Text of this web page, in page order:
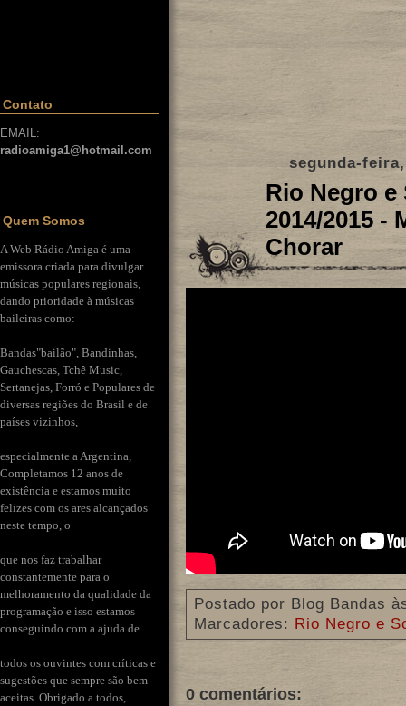
Contato
EMAIL:
radioamiga1@hotmail.com
Quem Somos
A Web Rádio Amiga é uma
emissora criada para divulgar
músicas populares regionais,
dando prioridade à músicas
baileiras como:
Bandas"bailão", Bandinhas,
Gauchescas, Tchê Music,
Sertanejas, Forró e Populares de
diversas regiões do Brasil e de
países vizinhos,
especialmente a Argentina,
Completamos 12 anos de
existência e estamos muito
felizes com os ares alcançados
neste tempo, o
que nos faz trabalhar
constantemente para o
melhoramento da qualidade da
programação e isso estamos
conseguindo com a ajuda de
todos os ouvintes com críticas e
sugestões que sempre são bem
aceitas. Obrigado a todos,
segunda-
Rio Negro e
2014/2015 -
Chorar
Postado por Blog Bandas
Marcadores: Rio Negro e
0 comentários: